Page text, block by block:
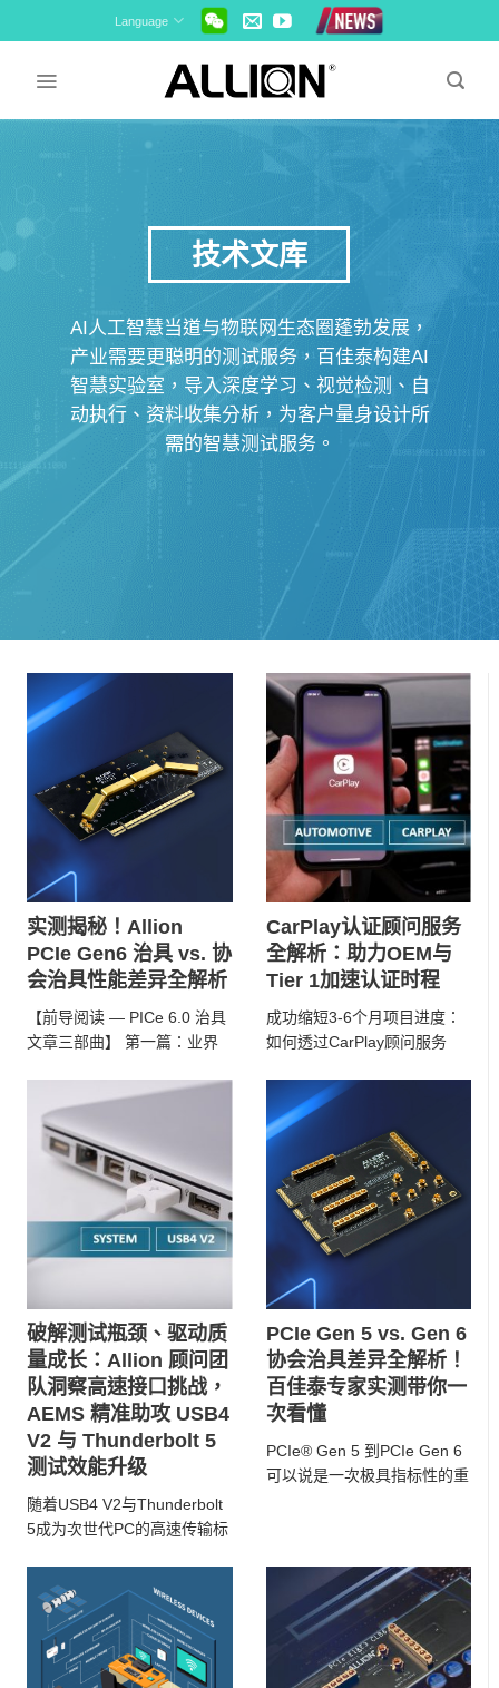
to
Language
技术文库
AI人工智慧当道与物联网生态圈蓬勃发展，
产业需要更聪明的测试服务，百佳泰构建AI
智慧实验室，导入深度学习、视觉检测、自
动执行、资料收集分析，为客户量身设计所
需的智慧测试服务。
实测揭秘！Allion
PCIe Gen6 治具 vs. 协
会治具性能差异全解析
【前导阅读 — PICe 6.0 治具
文章三部曲】 第一篇：业界
CarPlay认证顾问服务
全解析：助力OEM与
Tier 1加速认证时程
成功缩短3-6个月项目进度：
如何透过CarPlay顾问服务
随着车载系统 ...
破解测试瓶颈、驱动质
量成长：Allion 顾问团
队洞察高速接口挑战，
AEMS 精准助攻 USB4
V2 与 Thunderbolt 5
测试效能升级
随着USB4 V2与Thunderbolt
5成为次世代PC的高速传输标
PCIe Gen 5 vs. Gen 6
协会治具差异全解析！
百佳泰专家实测带你一
次看懂
PCIe® Gen 5 到PCIe Gen 6
可以说是一次极具指标性的重